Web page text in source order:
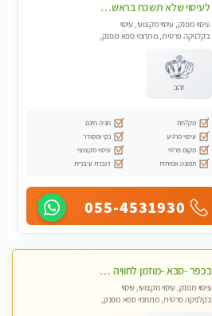
לעיסוי שלא תשכח בראשון לציון
עיסוי מפנק, עיסוי מקצועי, עיסוי
בקלניקה פרטית, מתחמי ספא מפנק,
זהב
מקלחת
חניה חינם
עיסוי מרגיע
נקי ומסודר
מקום פרטי
עיסוי מקצועי
תמונה אמיתית
דוברת עיברית
055-4531930
בכפר -סבא -מוזמן לחוויה בלתי נשכחת!!!עיסוי מפנק ביותר מומלץ לחלוטין!!!
עיסוי מפנק, עיסוי מקצועי, עיסוי
בקלניקה פרטית, מתחמי ספא מפנק,